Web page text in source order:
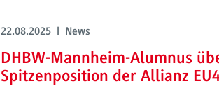
22.08.2025 | News
DHBW-Mannheim-Alumnus
Spitzenposition der Allianz